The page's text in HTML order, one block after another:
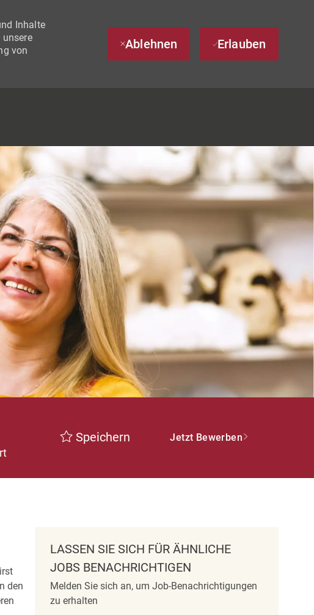
Inhalte
von
Ablehnen Erlauben
Speichern Jetzt Bewerben
den
LASSEN SIE SICH FÜR ÄHNLICHE
JOBS BENACHRICHTIGEN
Melden Sie sich an, um Job-Benachrichtigungen
zu erhalten